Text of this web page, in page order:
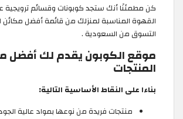
كن مطمئنًا أنك ستجد كوبونات وقسائم ترويجية
القهوة المناسبة لمنزلك من قائمة أفضل
التسوق من السعودية .
موقع الكوبون يقدم لك أفضل
المنتجات
بناءا على النقاط الأساسية التالية:
منتجات فريدة من نوعها بمواد عالية